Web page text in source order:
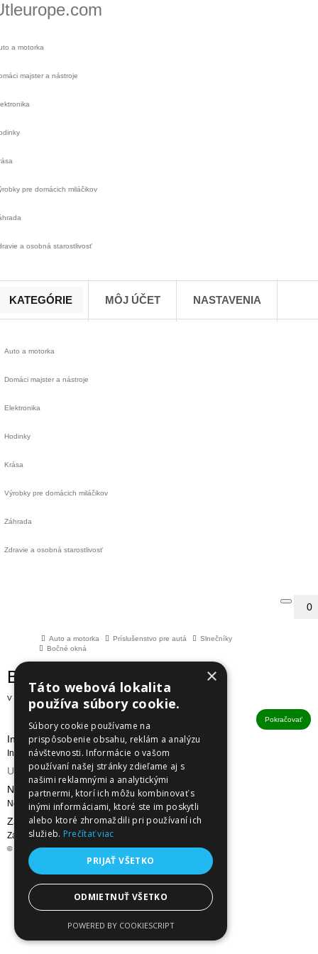
a motorka
majster a nástroje
pre domácich miláčikov
a osobná starostlivosť
KATEGÓRIE MÔJ ÚČET NASTAVENIA
Auto a motorka
Domáci majster a nástroje
Elektronika
Hodinky
Krása
Výrobky pre domácich miláčikov
Záhrada
Zdravie a osobná starostlivosť
0
Auto a motorka Príslušenstvo pre autá
Slnečníky
Bočné okná
Bočné okná
V tejto kategórii nie sú žiadne produkty.
Pokračovať
Informácie
Informácie
Utleurope.com
NewsLetter
NewsLetter
Zákaznícky servis
Zákaznícky servis
© Utleurope.com |NajReklama.sk - tvorba eshopu
×
Táto webová lokalita
používa súbory cookie.
Súbory cookie používame na
prispôsobenie obsahu, reklám a analýzu
návštevnosti. Informácie o vašom
používaní našej stránky zdieľame aj s
našimi reklamnými a analytickými
partnermi, ktorí ich môžu kombinovať s
inými informáciami, ktoré ste im poskytli
alebo ktoré zhromaždili pri používaní ich
služieb. Prečítať viac
PRIJAŤ VŠETKO
ODMIETNUŤ VŠETKO
POWERED BY COOKIESCRIPT